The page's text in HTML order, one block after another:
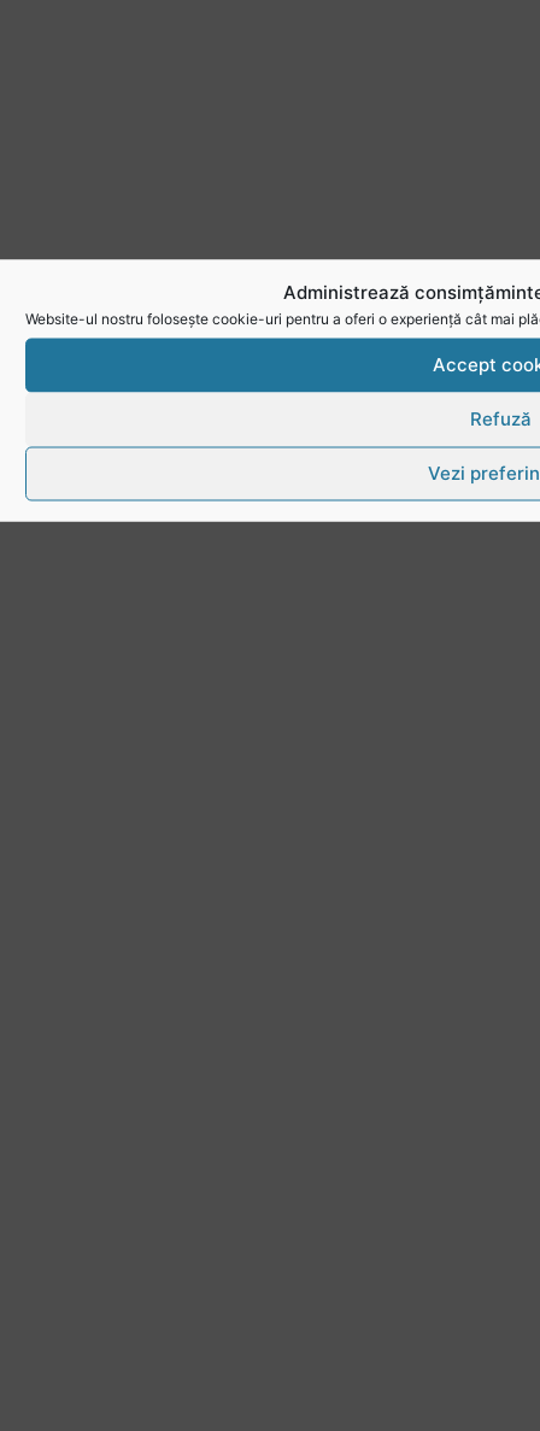
Administrează
Website-ul nostru folosește cookie-uri pentru a oferi o experiență cât mai
Accept
Refuză
Vezi